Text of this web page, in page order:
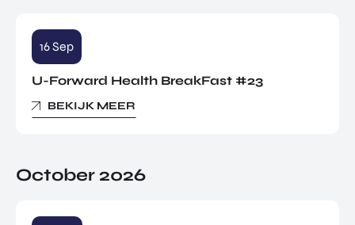
16 Sep
U-Forward Health BreakFast #23
BEKIJK MEER
October 2026